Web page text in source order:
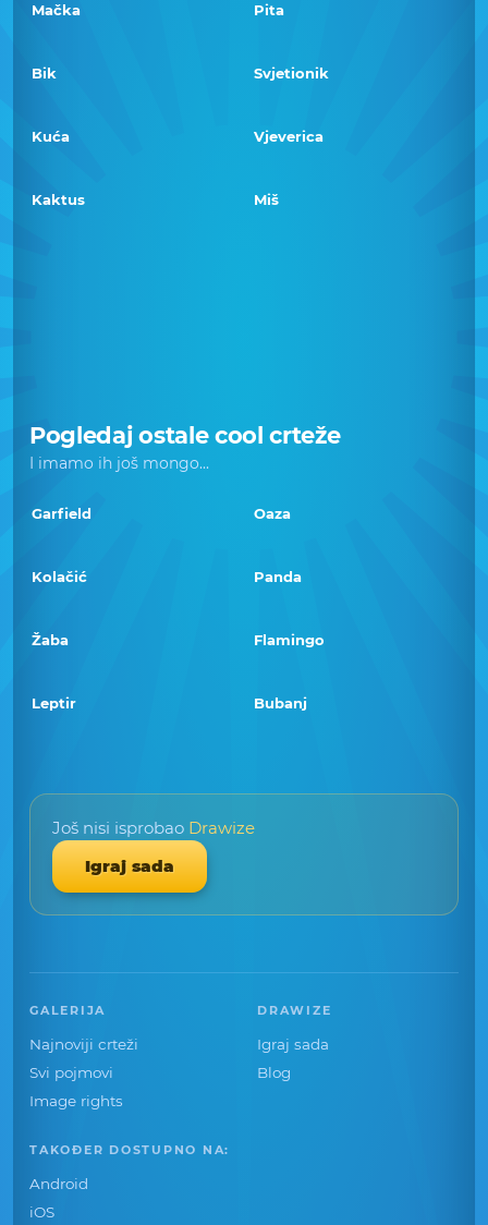
Mačka Pita
Bik Svjetionik
Kuća Vjeverica
Kaktus Miš
Pogledaj ostale cool crteže
I imamo ih još mongo...
Garfield Oaza
Kolačić Panda
Žaba Flamingo
Leptir Bubanj
Još nisi isprobao Drawize
Igraj sada
GALERIJA
Najnoviji crteži
Svi pojmovi
Image rights
DRAWIZE
Igraj sada
Blog
TAKOĐER DOSTUPNO NA:
Android
iOS